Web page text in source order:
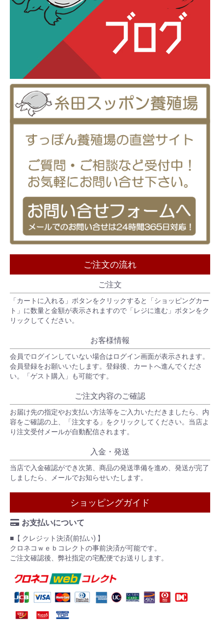
ご注文の流れ
ご注文
「カートに入れる」ボタンをクリックすると「ショッピングカー
ト」に数量と金額が表示されますので「レジに進む」ボタンをク
リックしてください。
お客様情報
会員でログインしていない場合はログイン画面が表示されます。
会員登録をお願いいたします。登録後、カートへ進んでくださ
い。「ゲスト購入」も可能です。
ご注文内容のご確認
お届け先の指定やお支払い方法等をご入力いただきましたら、内
容をご確認の上、「注文する」をクリックしてください。当店よ
り注文受付メールが自動配信されます。
入金・発送
当店で入金確認ができ次第、商品の発送準備を進め、発送が完了
しましたら、メールでお知らせいたします。
ショッピングガイド
お支払いについて
■【 クレジット決済(前払い) 】
クロネコｗｅｂコレクトの事前決済が可能です。
ご注文確認後、弊社指定の宅配便でお送りします。